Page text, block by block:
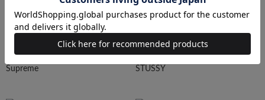
Supreme STUSSY